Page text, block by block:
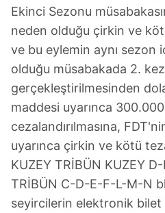
Sitemizde kendimize ve
kullanılmaktadır. Bu çerezler
verileriniz işlenmekte olup
toplumu hizmetlerinin
kullanılmaktadır. Diğer
kılınması ve kişiselleştirilmesi
reklam/pazarlama faaliyetlerinin
sınırlı olarak açık rızanız
Çerezlere ilişkin tercihlerinizi
vasıtasıyla belirleyebilirsiniz.
için Ayarlar butonuna
Metnimizi ziyaret edebilirsiniz.
Ekinci Sezonu
neden olduğu çirkin ve
ve bu eylemin aynı sezon
olduğu müsabakada 2. kez
gerçekleştirilmesinden
maddesi uyarınca
cezalandırılmasına,
uyarınca çirkin ve kötü
KUZEY TRİBÜN KUZEY
TRİBÜN C-D-E-F-L-M-N
seyircilerin elektronik bilet